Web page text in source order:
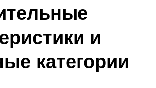
и
категории